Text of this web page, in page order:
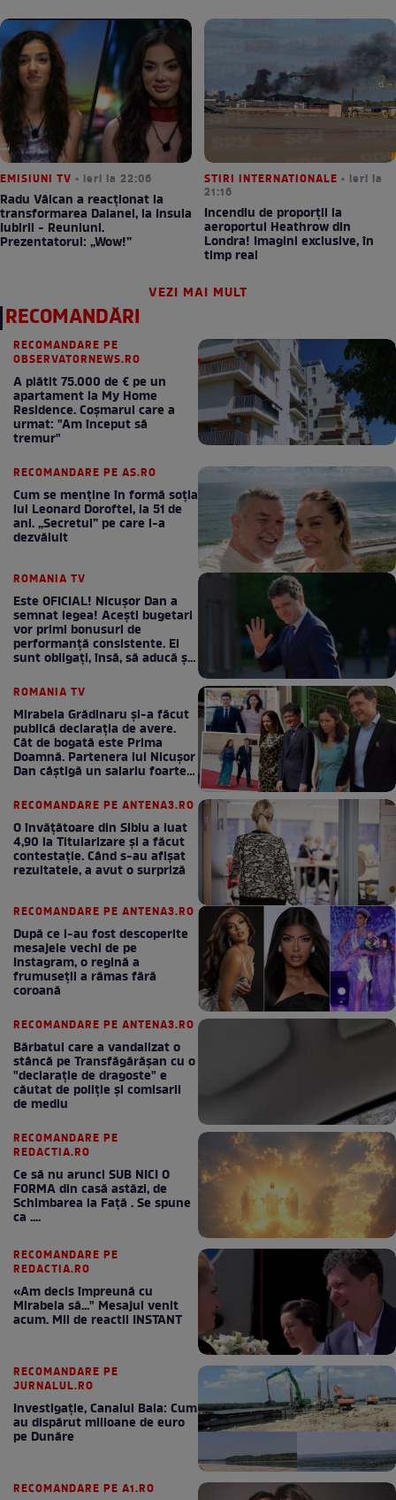
EMISIUNI TV • ieri la 22:06
Radu Vâlcan a reacționat la
transformarea Daianei, la Insula
Iubirii - Reuniuni.
Prezentatorul: „Wow!”
STIRI INTERNATIONALE • ieri la
21:16
Incendiu de proporții la
aeroportul Heathrow din
Londra! Imagini exclusive, în
timp real
VEZI MAI MULT
RECOMANDĂRI
RECOMANDARE PE
OBSERVATORNEWS.RO
A plătit 75.000 de € pe un
apartament la My Home
Residence. Coşmarul care a
urmat: "Am început să
tremur"
RECOMANDARE PE AS.RO
Cum se menţine în formă soţia
lui Leonard Doroftei, la 51 de
ani. „Secretul” pe care l-a
dezvăluit
ROMANIA TV
Este OFICIAL! Nicușor Dan a
semnat legea! Acești bugetari
vor primi bonusuri de
performanță consistente. Ei
sunt obligați, însă, să aducă și
ROMANIA TV
Mirabela Grădinaru și-a făcut
publică declarația de avere.
Cât de bogată este Prima
Doamnă. Partenera lui Nicușor
Dan câștigă un salariu foarte
RECOMANDARE PE ANTENA3.RO
O învățătoare din Sibiu a luat
4,90 la Titularizare și a făcut
contestație. Când s-au afișat
rezultatele, a avut o surpriză
RECOMANDARE PE ANTENA3.RO
După ce i-au fost descoperite
mesajele vechi de pe
Instagram, o regină a
frumuseții a rămas fără
coroană
RECOMANDARE PE ANTENA3.RO
Bărbatul care a vandalizat o
stâncă pe Transfăgărășan cu o
"declaraţie de dragoste" e
căutat de poliție și comisarii
de mediu
RECOMANDARE PE
REDACTIA.RO
Ce să nu arunci SUB NICI O
FORMA din casă astăzi, de
Schimbarea la Față . Se spune
ca ....
RECOMANDARE PE
REDACTIA.RO
«Am decis împreună cu
Mirabela să..." Mesajul venit
acum. Mii de reactii INSTANT
RECOMANDARE PE
JURNALUL.RO
Investigație, Canalul Bala: Cum
au dispărut milioane de euro
pe Dunăre
RECOMANDARE PE A1.RO